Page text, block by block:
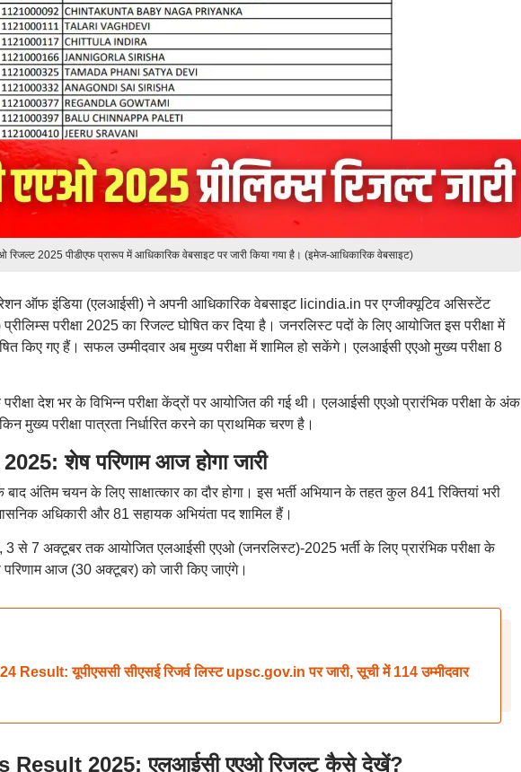
रिजल्ट 2025 पीडीएफ प्रारूप में आधिकारिक वेबसाइट पर जारी किया गया है। (इमेज-आधिकारिक वेबसाइट)
ऑफ इंडिया (एलआईसी) ने अपनी आधिकारिक वेबसाइट licindia.in पर एग्जीक्यूटिव असिस्टेंट
परीक्षा 2025 का रिजल्ट घोषित कर दिया है। जनरलिस्ट पदों के लिए आयोजित इस परीक्षा में
किए गए हैं। सफल उम्मीदवार अब मुख्य परीक्षा में शामिल हो सकेंगे। एलआईसी एएओ मुख्य परीक्षा 8
देश भर के विभिन्न परीक्षा केंद्रों पर आयोजित की गई थी। एलआईसी एएओ प्रारंभिक परीक्षा के अंक
मुख्य परीक्षा पात्रता निर्धारित करने का प्राथमिक चरण है।
शेष परिणाम आज होगा जारी
अंतिम चयन के लिए साक्षात्कार का दौर होगा। इस भर्ती अभियान के तहत कुल 841 रिक्तियां भरी
अधिकारी और 81 सहायक अभियंता पद शामिल हैं।
से 7 अक्टूबर तक आयोजित एलआईसी एएओ (जनरलिस्ट)-2025 भर्ती के लिए प्रारंभिक परीक्षा के
परिणाम आज (30 अक्टूबर) को जारी किए जाएंगे।
यूपीएससी सीएसई रिजर्व लिस्ट upsc.gov.in पर जारी, सूची में 114 उम्मीदवार
Result 2025: एलआईसी एएओ रिजल्ट कैसे देखें?